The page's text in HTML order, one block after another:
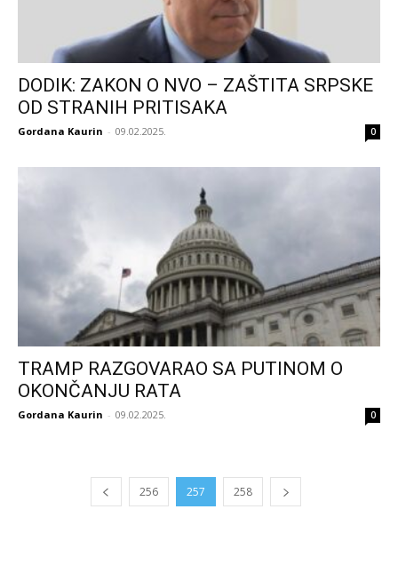
DODIK: ZAKON O NVO – ZAŠTITA SRPSKE
OD STRANIH PRITISAKA
Gordana Kaurin - 09.02.2025. 0
TRAMP RAZGOVARAO SA PUTINOM O
OKONČANJU RATA
Gordana Kaurin - 09.02.2025. 0
256 257 258